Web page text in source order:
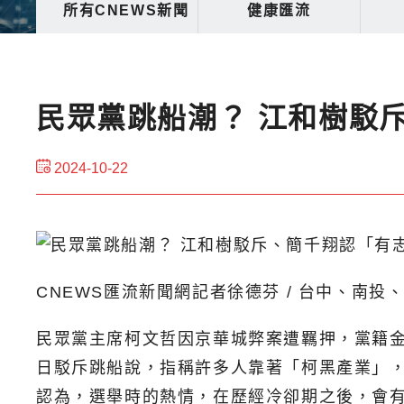
所有CNEWS新聞 健康匯流
民眾黨跳船潮？ 江和樹駁
2024-10-22
CNEWS匯流新聞網記者徐德芬 / 台中、南投
民眾黨主席柯文哲因京華城弊案遭羈押，黨籍
日駁斥跳船說，指稱許多人靠著「柯黑產業」
認為，選舉時的熱情，在歷經冷卻期之後，會